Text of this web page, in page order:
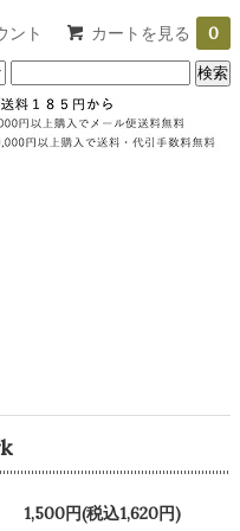
ント カートを見る 0
1,500円(税込1,620円)